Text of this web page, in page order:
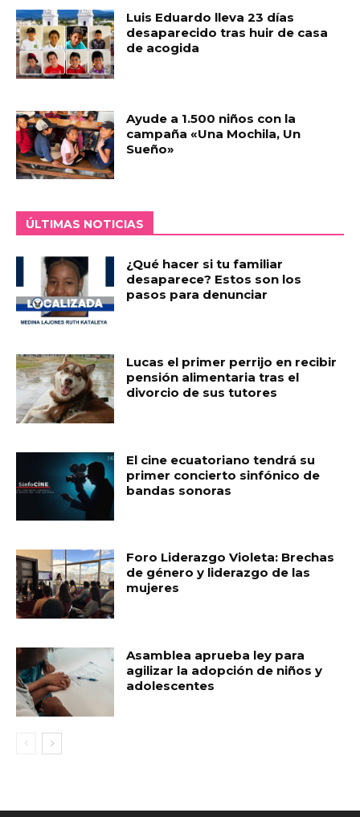
Luis Eduardo lleva 23 días
desaparecido tras huir de casa
de acogida
Ayude a 1.500 niños con la
campaña «Una Mochila, Un
Sueño»
ÚLTIMAS NOTICIAS
¿Qué hacer si tu familiar
desaparece? Estos son los
pasos para denunciar
Lucas el primer perrijo en recibir
pensión alimentaria tras el
divorcio de sus tutores
El cine ecuatoriano tendrá su
primer concierto sinfónico de
bandas sonoras
Foro Liderazgo Violeta: Brechas
de género y liderazgo de las
mujeres
Asamblea aprueba ley para
agilizar la adopción de niños y
adolescentes